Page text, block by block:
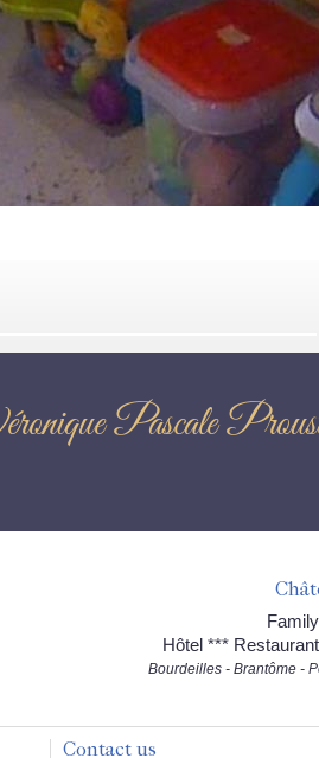
: Véronique
Hôtel ***
Bourdeilles - Brantôme -
Contact us